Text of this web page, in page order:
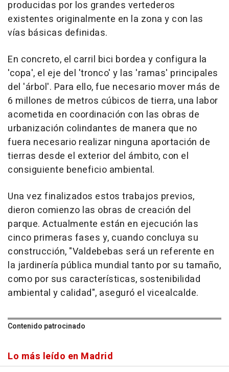
producidas por los grandes vertederos
existentes originalmente en la zona y con las
vías básicas definidas.
En concreto, el carril bici bordea y configura la
'copa', el eje del 'tronco' y las 'ramas' principales
del 'árbol'. Para ello, fue necesario mover más de
6 millones de metros cúbicos de tierra, una labor
acometida en coordinación con las obras de
urbanización colindantes de manera que no
fuera necesario realizar ninguna aportación de
tierras desde el exterior del ámbito, con el
consiguiente beneficio ambiental.
Una vez finalizados estos trabajos previos,
dieron comienzo las obras de creación del
parque. Actualmente están en ejecución las
cinco primeras fases y, cuando concluya su
construcción, "Valdebebas será un referente en
la jardinería pública mundial tanto por su tamaño,
como por sus características, sostenibilidad
ambiental y calidad", aseguró el vicealcalde.
Contenido patrocinado
Lo más leído en Madrid